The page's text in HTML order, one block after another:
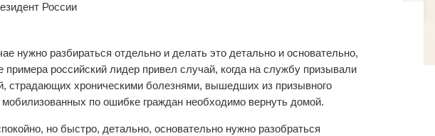
России
нужно разбираться отдельно и делать это детально и основательно,
примера российский лидер привел случай, когда на службу призывали
страдающих хроническими болезнями, вышедших из призывного
мобилизованных по ошибке граждан необходимо вернуть домой.
но быстро, детально, основательно нужно разобраться